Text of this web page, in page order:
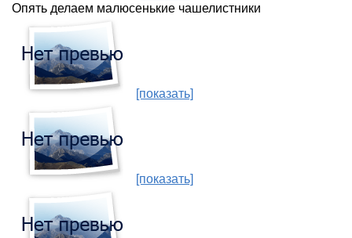
Опять делаем малюсенькие чашелистники
[показать]
[показать]